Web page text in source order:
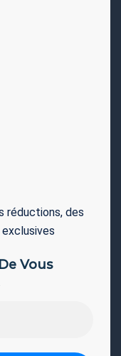
réductions, des
Vous